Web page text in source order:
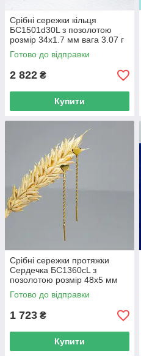
Срібні сережки кільця
БС1501d30L з позолотою
розмір 34х1.7 мм вага 3.07 г
Готово до відправки
2 822 ₴
Купити
Срібні сережки протяжки
Сердечка БС1360сL з
позолотою розмір 48х5 мм
вага 0.8 г
Готово до відправки
1 723 ₴
Купити